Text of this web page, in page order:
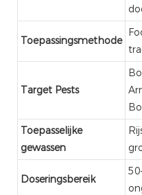
Toepassingsmethode
Target Pests
Toepasselijke
gewassen
Doseringsbereik